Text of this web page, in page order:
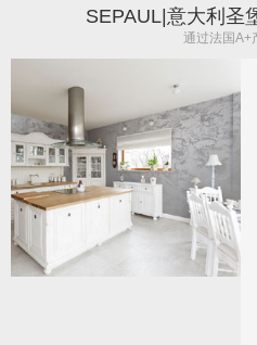
SEPAUL|意大利圣
通过法国A+